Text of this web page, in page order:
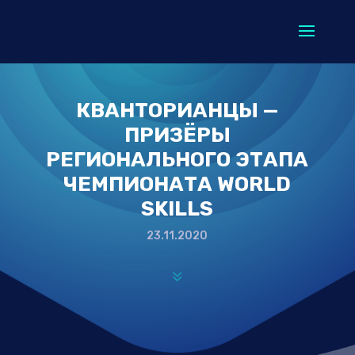
КВАНТОРИАНЦЫ —
ПРИЗЁРЫ
РЕГИОНАЛЬНОГО ЭТАПА
ЧЕМПИОНАТА WORLD
SKILLS
23.11.2020
7